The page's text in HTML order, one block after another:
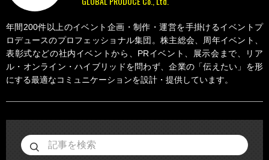
年間200件以上のイベント企画・制作・運営を手掛けるイベントプ
ロデュースのプロフェッショナル集団。株主総会、周年イベント、
表彰式などの社内イベントから、PRイベント、展示会まで、リア
ル・オンライン・ハイブリッドを問わず、企業の「伝えたい」を形
にする最適なコミュニケーションを設計・提供しています。